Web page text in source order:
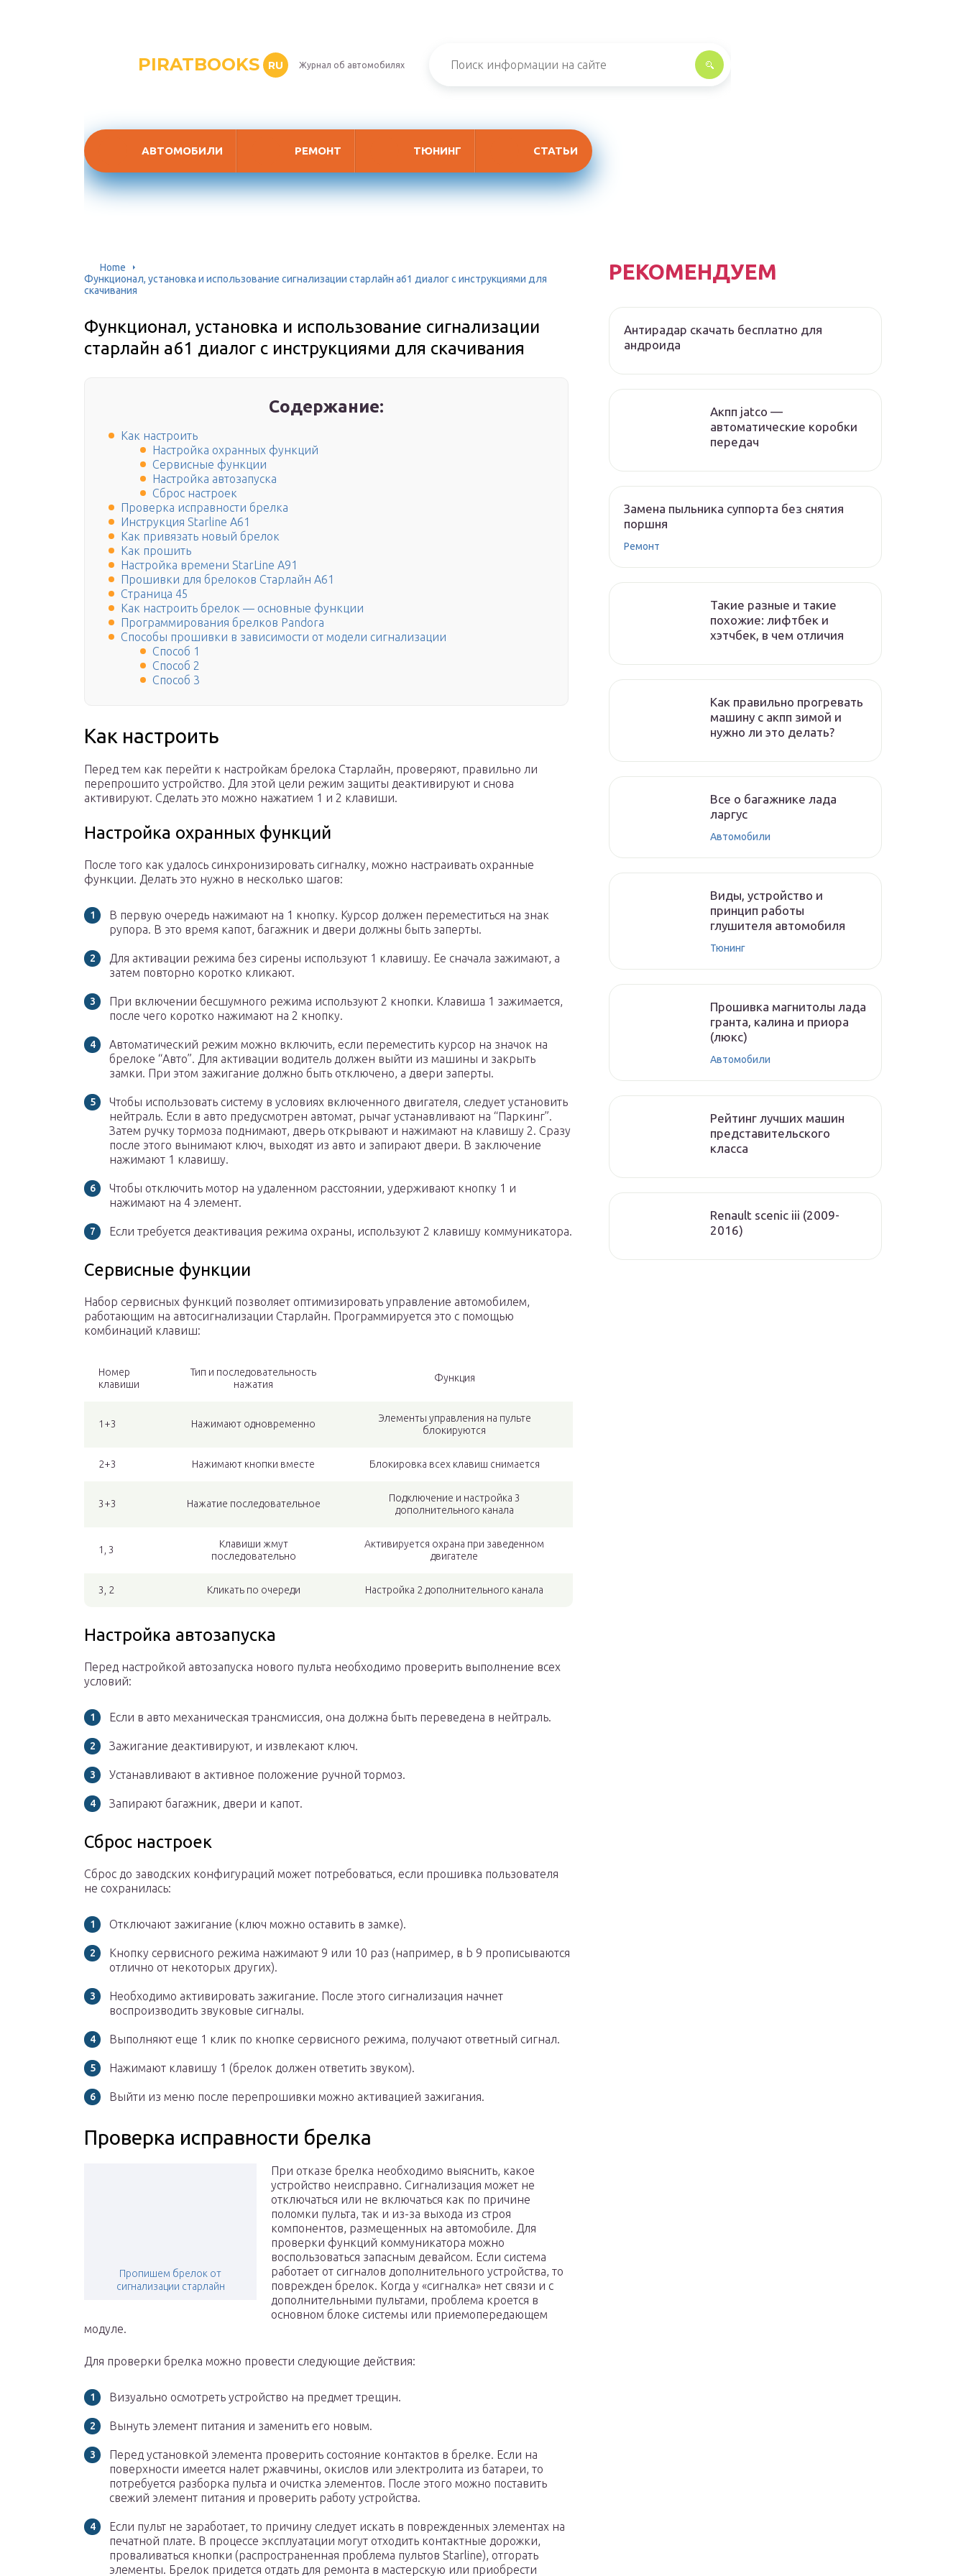
PIRATBOOKS RU Журнал об автомобилях
АВТОМОБИЛИ РЕМОНТ ТЮНИНГ СТАТЬИ
Home
Функционал, установка и использование сигнализации старлайн а61 диалог с инструкциями для
скачивания
Функционал, установка и использование сигнализации
старлайн а61 диалог с инструкциями для скачивания
Содержание:
Как настроить
Настройка охранных функций
Сервисные функции
Настройка автозапуска
Сброс настроек
Проверка исправности брелка
Инструкция Starline А61
Как привязать новый брелок
Как прошить
Настройка времени StarLine А91
Прошивки для брелоков Старлайн А61
Страница 45
Как настроить брелок — основные функции
Программирования брелков Pandora
Способы прошивки в зависимости от модели сигнализации
Способ 1
Способ 2
Способ 3
Как настроить
Перед тем как перейти к настройкам брелока Старлайн, проверяют, правильно ли
перепрошито устройство. Для этой цели режим защиты деактивируют и снова
активируют. Сделать это можно нажатием 1 и 2 клавиши.
Настройка охранных функций
После того как удалось синхронизировать сигналку, можно настраивать охранные
функции. Делать это нужно в несколько шагов:
В первую очередь нажимают на 1 кнопку. Курсор должен переместиться на знак
рупора. В это время капот, багажник и двери должны быть заперты.
Для активации режима без сирены используют 1 клавишу. Ее сначала зажимают, а
затем повторно коротко кликают.
При включении бесшумного режима используют 2 кнопки. Клавиша 1 зажимается,
после чего коротко нажимают на 2 кнопку.
Автоматический режим можно включить, если переместить курсор на значок на
брелоке “Авто”. Для активации водитель должен выйти из машины и закрыть
замки. При этом зажигание должно быть отключено, а двери заперты.
Чтобы использовать систему в условиях включенного двигателя, следует установить
нейтраль. Если в авто предусмотрен автомат, рычаг устанавливают на “Паркинг”.
Затем ручку тормоза поднимают, дверь открывают и нажимают на клавишу 2. Сразу
после этого вынимают ключ, выходят из авто и запирают двери. В заключение
нажимают 1 клавишу.
Чтобы отключить мотор на удаленном расстоянии, удерживают кнопку 1 и
нажимают на 4 элемент.
Если требуется деактивация режима охраны, используют 2 клавишу коммуникатора.
Сервисные функции
Набор сервисных функций позволяет оптимизировать управление автомобилем,
работающим на автосигнализации Старлайн. Программируется это с помощью
комбинаций клавиш:
Номер
клавиши
Тип и последовательность
нажатия
Функция
1+3 Нажимают одновременно
Элементы управления на пульте
блокируются
2+3 Нажимают кнопки вместе Блокировка всех клавиш снимается
3+3 Нажатие последовательное
Подключение и настройка 3
дополнительного канала
1, 3
Клавиши жмут
последовательно
Активируется охрана при заведенном
двигателе
3, 2 Кликать по очереди Настройка 2 дополнительного канала
Настройка автозапуска
Перед настройкой автозапуска нового пульта необходимо проверить выполнение всех
условий:
Если в авто механическая трансмиссия, она должна быть переведена в нейтраль.
Зажигание деактивируют, и извлекают ключ.
Устанавливают в активное положение ручной тормоз.
Запирают багажник, двери и капот.
Сброс настроек
Сброс до заводских конфигураций может потребоваться, если прошивка пользователя
не сохранилась:
Отключают зажигание (ключ можно оставить в замке).
Кнопку сервисного режима нажимают 9 или 10 раз (например, в b 9 прописываются
отлично от некоторых других).
Необходимо активировать зажигание. После этого сигнализация начнет
воспроизводить звуковые сигналы.
Выполняют еще 1 клик по кнопке сервисного режима, получают ответный сигнал.
Нажимают клавишу 1 (брелок должен ответить звуком).
Выйти из меню после перепрошивки можно активацией зажигания.
Проверка исправности брелка
Пропишем брелок от
сигнализации старлайн
При отказе брелка необходимо выяснить, какое
устройство неисправно. Сигнализация может не
отключаться или не включаться как по причине
поломки пульта, так и из-за выхода из строя
компонентов, размещенных на автомобиле. Для
проверки функций коммуникатора можно
воспользоваться запасным девайсом. Если система
работает от сигналов дополнительного устройства, то
поврежден брелок. Когда у «сигналка» нет связи и с
дополнительными пультами, проблема кроется в
основном блоке системы или приемопередающем
модуле.
Для проверки брелка можно провести следующие действия:
Визуально осмотреть устройство на предмет трещин.
Вынуть элемент питания и заменить его новым.
Перед установкой элемента проверить состояние контактов в брелке. Если на
поверхности имеется налет ржавчины, окислов или электролита из батареи, то
потребуется разборка пульта и очистка элементов. После этого можно поставить
свежий элемент питания и проверить работу устройства.
Если пульт не заработает, то причину следует искать в поврежденных элементах на
печатной плате. В процессе эксплуатации могут отходить контактные дорожки,
проваливаться кнопки (распространенная проблема пультов Starline), отгорать
элементы. Брелок придется отдать для ремонта в мастерскую или приобрести
РЕКОМЕНДУЕМ
Антирадар скачать бесплатно для
андроида
Акпп jatco —
автоматические коробки
передач
Замена пыльника суппорта без снятия
поршня
Ремонт
Такие разные и такие
похожие: лифтбек и
хэтчбек, в чем отличия
Как правильно прогревать
машину с акпп зимой и
нужно ли это делать?
Все о багажнике лада
ларгус
Автомобили
Виды, устройство и
принцип работы
глушителя автомобиля
Тюнинг
Прошивка магнитолы лада
гранта, калина и приора
(люкс)
Автомобили
Рейтинг лучших машин
представительского
класса
Renault scenic iii (2009-
2016)